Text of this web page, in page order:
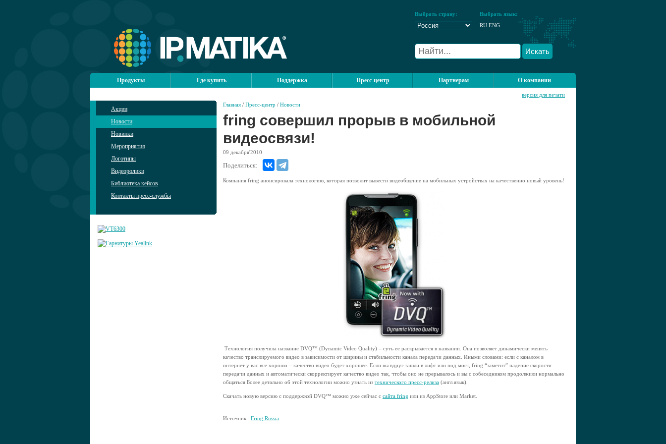
Выбрать страну:
Выбрать язык:
RU ENG
Искать
Продукты Где купить Поддержка Пресс-центр Партнерам О компании
Акции
Новости
Новинки
Мероприятия
Логотипы
Видеоролики
Библиотека кейсов
Контакты пресс-службы
Главная / Пресс-центр / Новости
версия для печати
fring совершил прорыв в мобильной
видеосвязи!
09 декабря'2010
Поделиться:
Компания fring анонсировала технологию, которая позволит вывести видеобщение на мобильных устройствах на качественно новый уровень!
Технология получила название DVQ™ (Dynamic Video Quality) – суть ее раскрывается в названии. Она позволяет динамически менять
качество транслируемого видео в зависимости от ширины и стабильности канала передачи данных. Иными словами: если с каналом в
интернет у вас все хорошо – качество видео будет хорошее. Если вы вдруг зашли в лифт или под мост, fring “заметит” падение скорости
передачи данных и автоматически скорректирует качество видео так, чтобы оно не прерывалось и вы с собеседником продолжили нормально
общаться Более детально об этой технологии можно узнать из технического пресс-релиза (англ.язык).
Скачать новую версию с поддержкой DVQ™ можно уже сейчас с сайта fring или из AppStore или Market.
Источник: Fring Russia